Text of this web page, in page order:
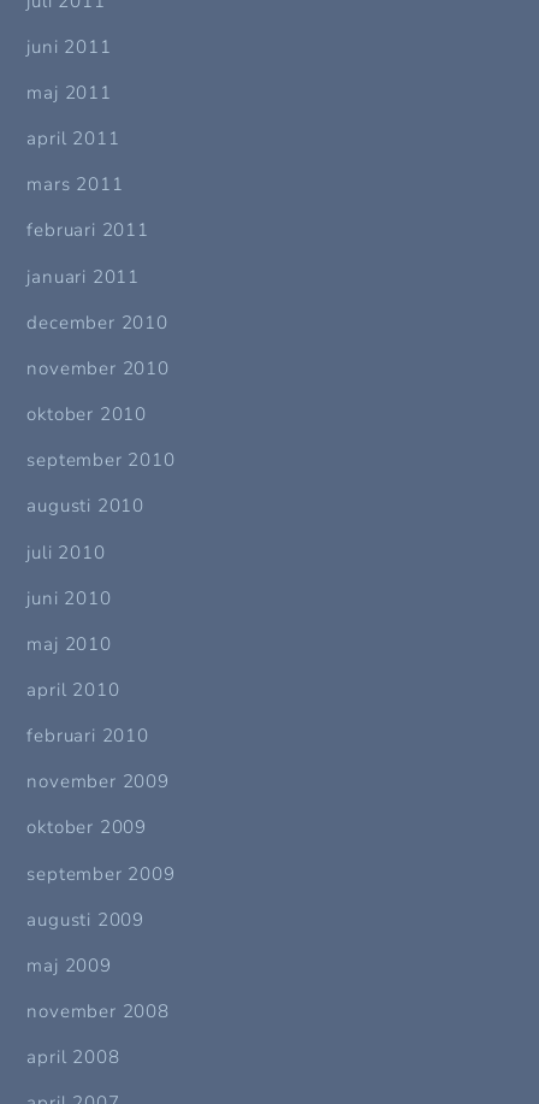
juni 2011
maj 2011
april 2011
mars 2011
februari 2011
januari 2011
december 2010
november 2010
oktober 2010
september 2010
augusti 2010
juli 2010
juni 2010
maj 2010
april 2010
februari 2010
november 2009
oktober 2009
september 2009
augusti 2009
maj 2009
november 2008
april 2008